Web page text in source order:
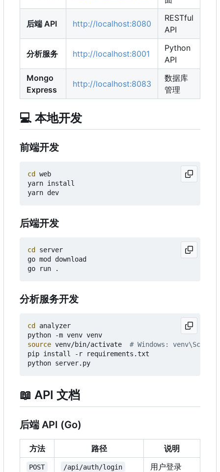
后端 API http://localhost:8080
RESTful
API
分析服务 http://localhost:8001
Python
API
Mongo
Express
http://localhost:8083
数据库
管理
💻 本地开发
前端开发
cd
web
yarn install
后端开发
cd
server
go mod download
分析服务开发
cd
analyzer
source venv/bin/activate # Windows:
pip install -r requirements.txt
📖 API 文档
后端 API (Go)
方法 路径 说明
POST /api/auth/login 用户登录